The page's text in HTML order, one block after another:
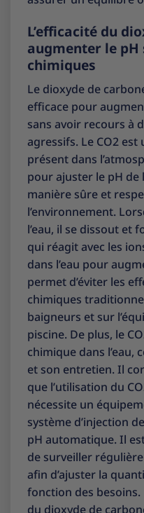
L’efficacité du
augmenter le
chimiques
Le dioxyde de
efficace pour
sans avoir recours à
agressifs. Le CO2
présent dans
pour ajuster le pH de
manière sûre et
l’environnement.
l’eau, il se dissout et
qui réagit avec les
dans l’eau pour
permet d’éviter les
chimiques
baigneurs et sur
piscine. De plus, le
chimique dans l’eau,
et son entretien. Il
que l’utilisation du
nécessite un
système d’injection
pH automatique. Il
de surveiller
afin d’ajuster la
fonction des besoins.
du dioxyde de